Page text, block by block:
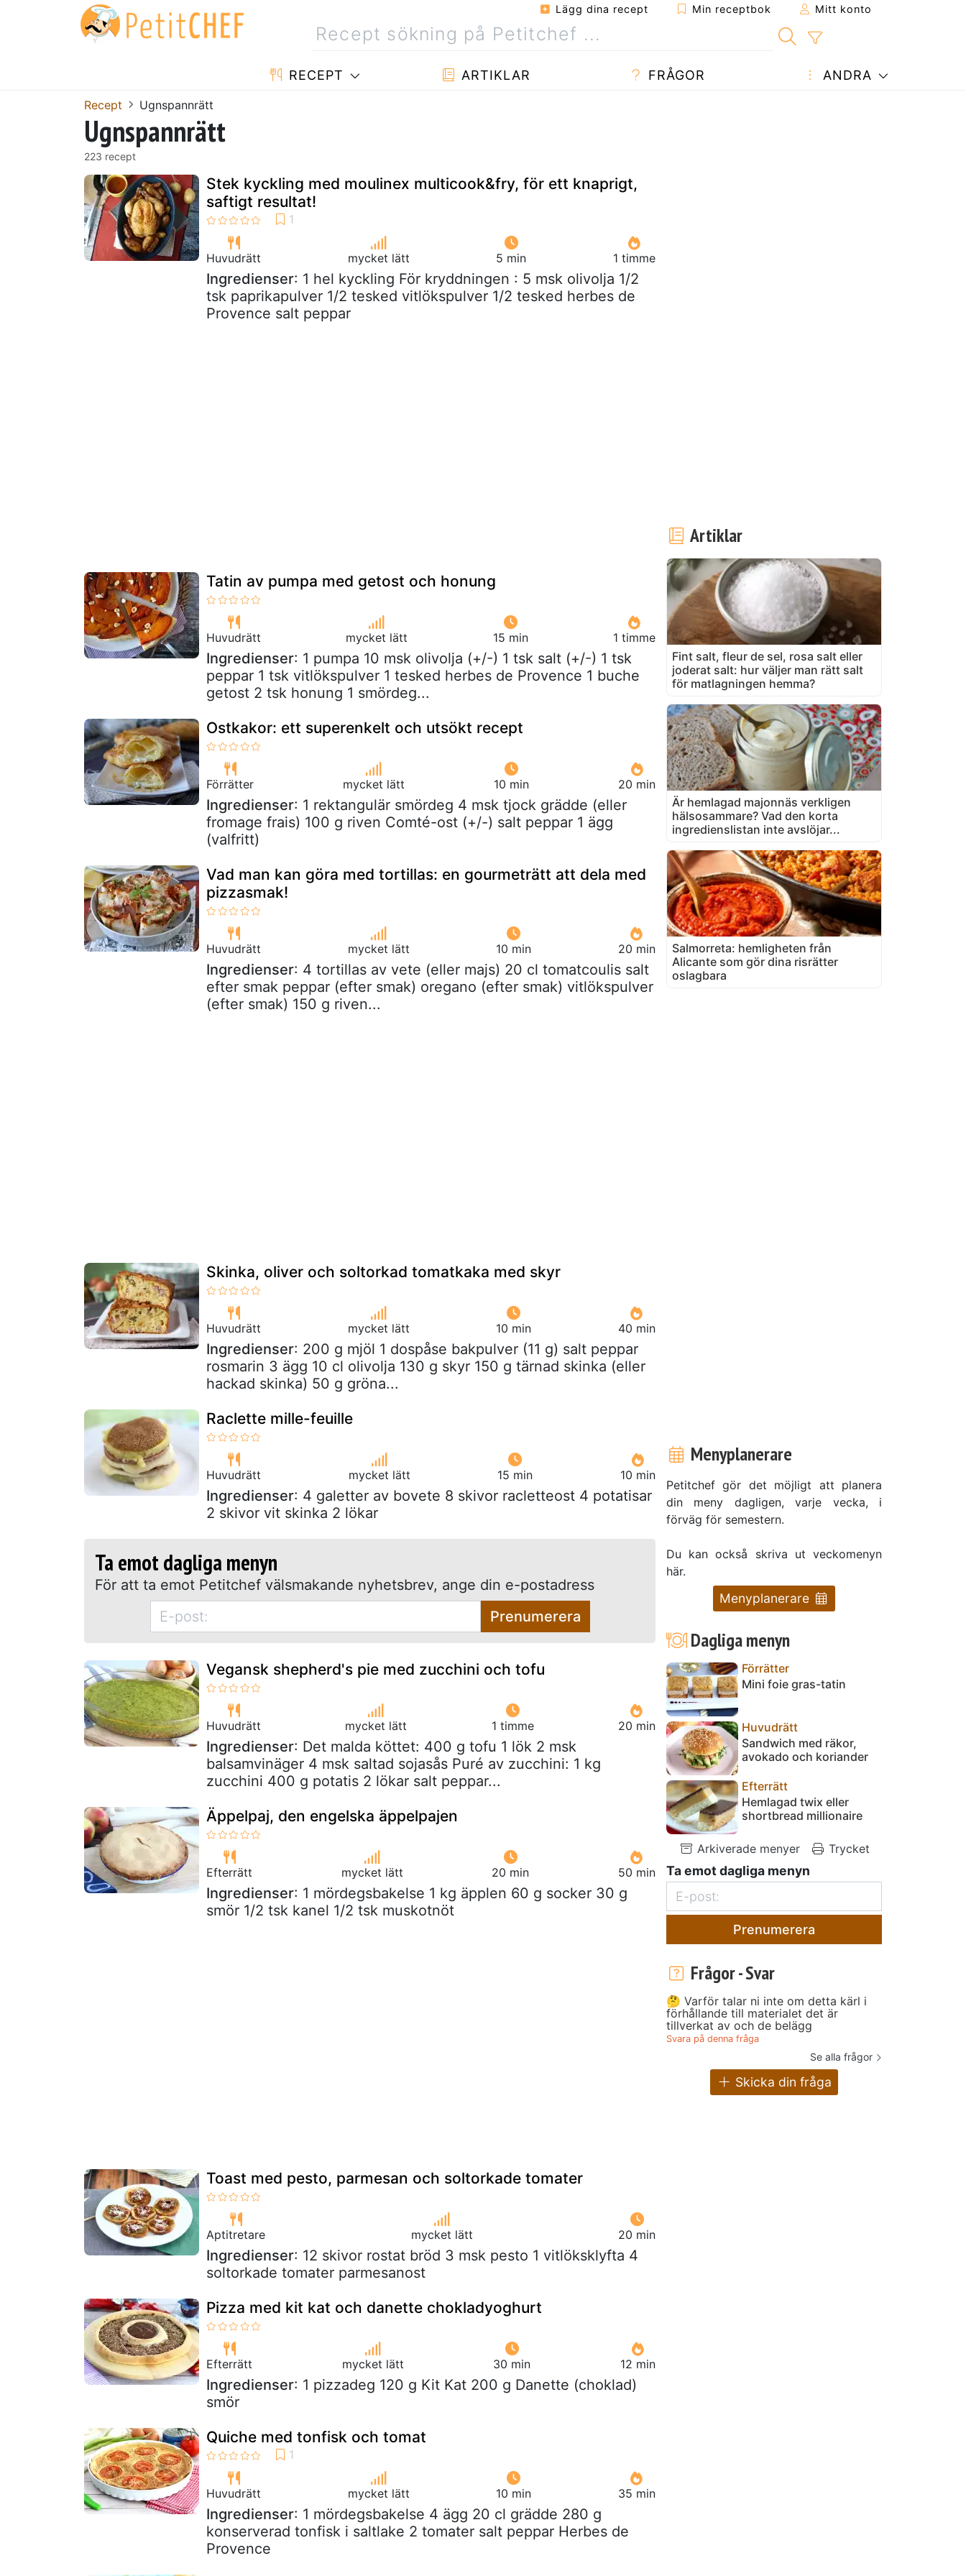
Lägg dina recept Min receptbok Mitt konto
RECEPT ARTIKLAR FRÅGOR ANDRA
Recept Ugnspannrätt
Ugnspannrätt
223 recept
Stek kyckling med moulinex multicook&fry, för ett knaprigt,
saftigt resultat!
Huvudrätt mycket lätt 5 min 1 timme
Ingredienser: 1 hel kyckling För kryddningen : 5 msk olivolja 1/2
tsk paprikapulver 1/2 tesked vitlökspulver 1/2 tesked herbes de
Provence salt peppar
Tatin av pumpa med getost och honung
Huvudrätt mycket lätt 15 min 1 timme
Ingredienser: 1 pumpa 10 msk olivolja (+/-) 1 tsk salt (+/-) 1 tsk
peppar 1 tsk vitlökspulver 1 tesked herbes de Provence 1 buche
getost 2 tsk honung 1 smördeg...
Ostkakor: ett superenkelt och utsökt recept
Förrätter mycket lätt 10 min 20 min
Ingredienser: 1 rektangulär smördeg 4 msk tjock grädde (eller
fromage frais) 100 g riven Comté-ost (+/-) salt peppar 1 ägg
(valfritt)
Vad man kan göra med tortillas: en gourmeträtt att dela med
pizzasmak!
Huvudrätt mycket lätt 10 min 20 min
Ingredienser: 4 tortillas av vete (eller majs) 20 cl tomatcoulis salt
efter smak peppar (efter smak) oregano (efter smak) vitlökspulver
(efter smak) 150 g riven...
Skinka, oliver och soltorkad tomatkaka med skyr
Huvudrätt mycket lätt 10 min 40 min
Ingredienser: 200 g mjöl 1 dospåse bakpulver (11 g) salt peppar
rosmarin 3 ägg 10 cl olivolja 130 g skyr 150 g tärnad skinka (eller
hackad skinka) 50 g gröna...
Raclette mille-feuille
Huvudrätt mycket lätt 15 min 10 min
Ingredienser: 4 galetter av bovete 8 skivor racletteost 4 potatisar
2 skivor vit skinka 2 lökar
Ta emot dagliga menyn
För att ta emot Petitchef välsmakande nyhetsbrev, ange din e-postadress
Prenumerera
Vegansk shepherd's pie med zucchini och tofu
Huvudrätt mycket lätt 1 timme 20 min
Ingredienser: Det malda köttet: 400 g tofu 1 lök 2 msk
balsamvinäger 4 msk saltad sojasås Puré av zucchini: 1 kg
zucchini 400 g potatis 2 lökar salt peppar...
Äppelpaj, den engelska äppelpajen
Efterrätt mycket lätt 20 min 50 min
Ingredienser: 1 mördegsbakelse 1 kg äpplen 60 g socker 30 g
smör 1/2 tsk kanel 1/2 tsk muskotnöt
Toast med pesto, parmesan och soltorkade tomater
Aptitretare mycket lätt 20 min
Ingredienser: 12 skivor rostat bröd 3 msk pesto 1 vitlöksklyfta 4
soltorkade tomater parmesanost
Pizza med kit kat och danette chokladyoghurt
Efterrätt mycket lätt 30 min 12 min
Ingredienser: 1 pizzadeg 120 g Kit Kat 200 g Danette (choklad)
smör
Quiche med tonfisk och tomat
Huvudrätt mycket lätt 10 min 35 min
Ingredienser: 1 mördegsbakelse 4 ägg 20 cl grädde 280 g
konserverad tonfisk i saltlake 2 tomater salt peppar Herbes de
Provence
Artiklar
Fint salt, fleur de sel, rosa salt eller
joderat salt: hur väljer man rätt salt
för matlagningen hemma?
Är hemlagad majonnäs verkligen
hälsosammare? Vad den korta
ingredienslistan inte avslöjar...
Salmorreta: hemligheten från
Alicante som gör dina risrätter
oslagbara
Menyplanerare
Petitchef gör det möjligt att planera
din meny dagligen, varje vecka, i
förväg för semestern.
Du kan också skriva ut veckomenyn
här.
Menyplanerare
Dagliga menyn
Förrätter
Mini foie gras-tatin
Huvudrätt
Sandwich med räkor,
avokado och koriander
Efterrätt
Hemlagad twix eller
shortbread millionaire
Arkiverade menyer Trycket
Ta emot dagliga menyn
Prenumerera
Frågor - Svar
🤔 Varför talar ni inte om detta kärl i
förhållande till materialet det är
tillverkat av och de belägg
Svara på denna fråga
Se alla frågor
Skicka din fråga